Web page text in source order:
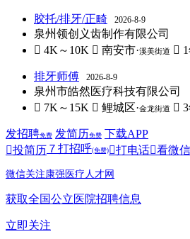
胶托/排牙/正畸 2026-8-9
泉州领创义齿制作有限公司
 4K～10K  南安市·溪美街道 
排牙师傅 2026-8-9
泉州市皓然医疗科技有限公司
 7K～15K  鲤城区·金龙街道 
发招聘免费 发简历免费 下载APP
投简历 ７ 打招呼(免费) 打电话看微信
微信关注康强医疗人才网
获取全国公立医院招聘信息
立即关注